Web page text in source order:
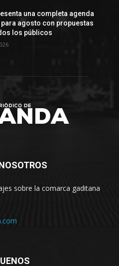
una completa agenda
agosto con propuestas
los públicos
sobre la comarca gaditana